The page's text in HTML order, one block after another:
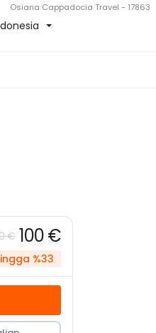
Osiana Cappadocia Travel - 17863
€ 100 €
%33